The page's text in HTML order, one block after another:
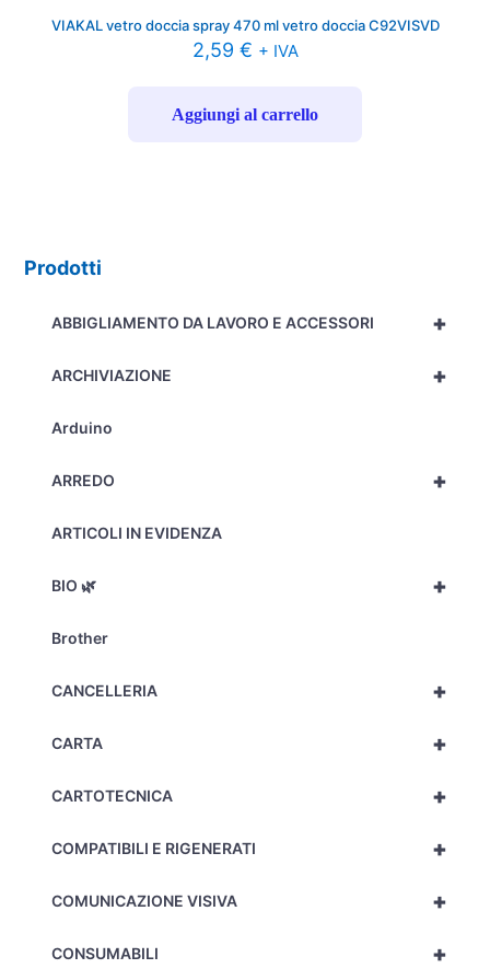
Prodotti
+
ABBIGLIAMENTO DA LAVORO E ACCESSORI
+
ARCHIVIAZIONE
Arduino
+
ARREDO
ARTICOLI IN EVIDENZA
+
BIO 🌿
Brother
+
CANCELLERIA
+
CARTA
+
CARTOTECNICA
+
COMPATIBILI E RIGENERATI
+
COMUNICAZIONE VISIVA
+
CONSUMABILI
VIAKAL vetro doccia spray 470 ml vetro doccia C92VISVD
2,59 € + IVA
Aggiungi al carrello